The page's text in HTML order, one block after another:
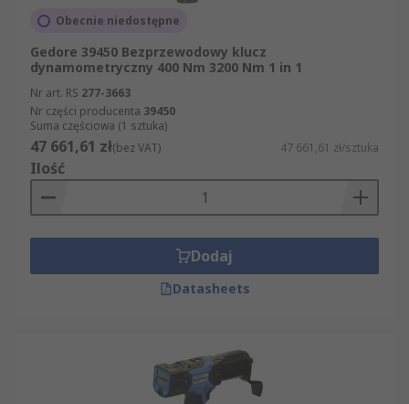
Obecnie niedostępne
Gedore 39450 Bezprzewodowy klucz
dynamometryczny 400 Nm 3200 Nm 1 in 1
Nr art. RS 277-3663
Nr części producenta 39450
Suma częściowa (1 sztuka)
47 661,61 zł(bez VAT) 47 661,61 zł/sztuka
Ilość
Dodaj
Datasheets